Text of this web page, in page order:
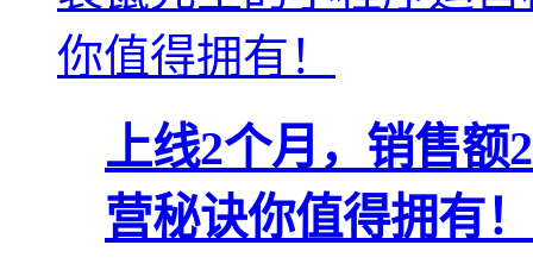
上线2个月，销售额
营秘诀你值得拥有！